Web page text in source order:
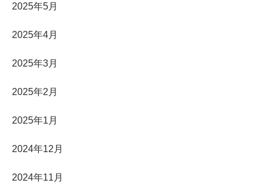
2025年5月
2025年4月
2025年3月
2025年2月
2025年1月
2024年12月
2024年11月